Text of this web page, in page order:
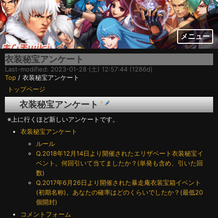
メニュー
衣装秘宝アンケート
Last-modified: 2023-01-28 (土) 12:57:44 (1286d)
Top / 衣装秘宝アンケート
トップページ
衣装秘宝アンケート†
※上に行くほど新しいアンケートです。
衣装秘宝アンケート
ルール
Q.2018年12月14日より開催されたエリザベート衣装秘宝イ
ベント。何回引いて当てましたか？(単発も含め、引いた回
数)
Q.2017年6月26日より開催された暴走庵衣装宝箱イベント
(初期名称)。あなたの確率はどのくらいでしたか？(最低20
個開封)
コメントフォーム